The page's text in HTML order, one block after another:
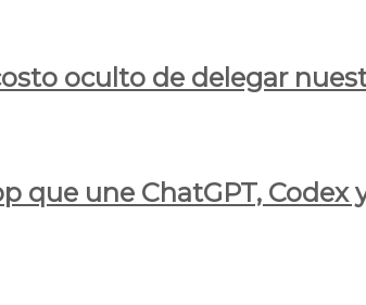
oculto de delegar
que une ChatGPT,